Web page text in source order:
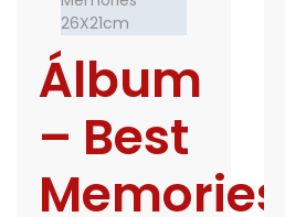
Álbum
– Best
Memories